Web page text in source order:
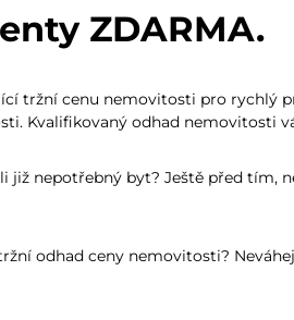
ZDARMA.
tržní cenu nemovitosti pro rychlý
Kvalifikovaný odhad nemovitosti
nepotřebný byt? Ještě před tím,
odhad ceny nemovitosti?